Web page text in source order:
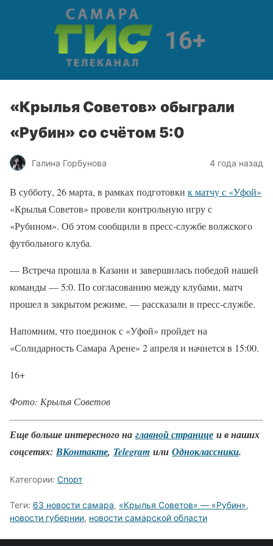
«Крылья Советов» обыграли
«Рубин» со счётом 5:0
Галина Горбунова 4 года назад
В субботу, 26 марта, в рамках подготовки к матчу с «Уфой»
«Крылья Советов» провели контрольную игру с
«Рубином». Об этом сообщили в пресс-службе волжского
футбольного клуба.
— Встреча прошла в Казани и завершилась победой нашей
команды — 5:0. По согласованию между клубами, матч
прошел в закрытом режиме, — рассказали в пресс-службе.
Напомним, что поединок с «Уфой» пройдет на
«Солидарность Самара Арене» 2 апреля и начнется в 15:00.
16+
Фото: Крылья Советов
Еще больше интересного на главной странице и в наших
соцсетях: ВКонтакте, Telegram или Одноклассники.
Категории: Спорт
Теги: 63 новости самара, «Крылья Советов» — «Рубин»,
новости губернии, новости самарской области